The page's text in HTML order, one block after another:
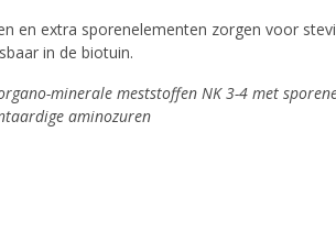
en extra sporenelementen zorgen voor
in de biotuin.
minerale meststoffen NK 3-4 met
aminozuren